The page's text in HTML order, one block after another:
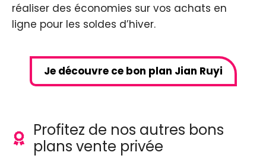
réaliser des économies sur vos achats en
ligne pour les soldes d’hiver.
Je découvre ce bon plan Jian Ruyi
Profitez de nos autres bons
plans vente privée